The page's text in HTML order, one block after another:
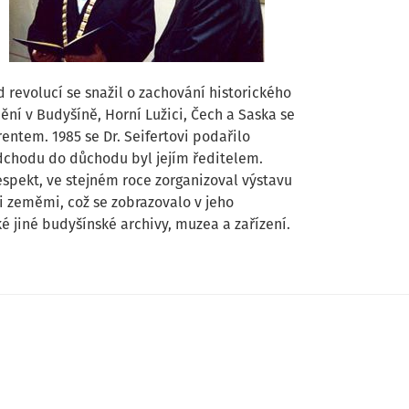
revolucí se snažil o zachování historického
v Budyšíně, Horní Lužici, Čech a Saska se
1985 se Dr. Seifertovi podařilo
do důchodu byl jejím ředitelem.
ve stejném roce zorganizoval výstavu
což se zobrazovalo v jeho
jiné budyšínské archivy, muzea a zařízení.